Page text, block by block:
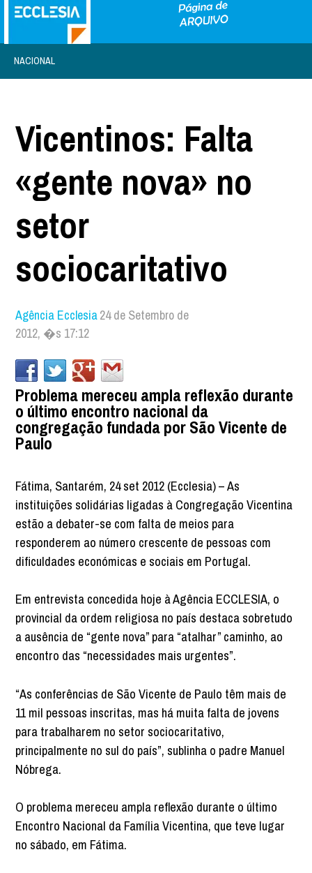
NACIONAL
Vicentinos: Falta
«gente nova» no
setor
sociocaritativo
Agência Ecclesia24 de Setembro de
2012, �s 17:12
Problema mereceu ampla reflexão durante
o último encontro nacional da
congregação fundada por São Vicente de
Paulo
Fátima, Santarém, 24 set 2012 (Ecclesia) – As
instituições solidárias ligadas à Congregação Vicentina
estão a debater-se com falta de meios para
responderem ao número crescente de pessoas com
dificuldades económicas e sociais em Portugal.
Em entrevista concedida hoje à Agência ECCLESIA, o
provincial da ordem religiosa no país destaca sobretudo
a ausência de “gente nova” para “atalhar” caminho, ao
encontro das “necessidades mais urgentes”.
“As conferências de São Vicente de Paulo têm mais de
11 mil pessoas inscritas, mas há muita falta de jovens
para trabalharem no setor sociocaritativo,
principalmente no sul do país”, sublinha o padre Manuel
Nóbrega.
O problema mereceu ampla reflexão durante o último
Encontro Nacional da Família Vicentina, que teve lugar
no sábado, em Fátima.